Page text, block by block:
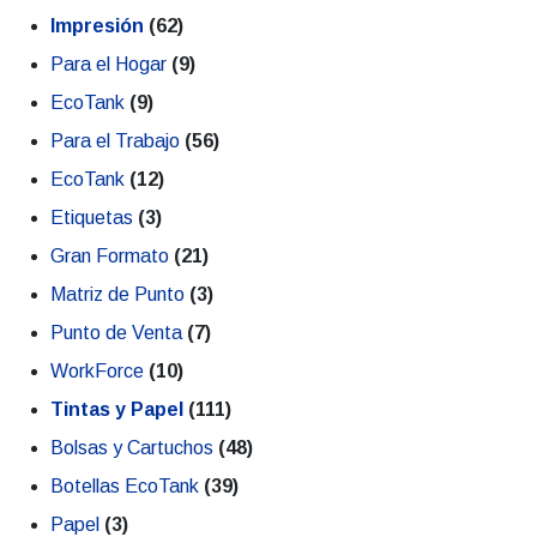
Impresión (62)
Para el Hogar (9)
EcoTank (9)
Para el Trabajo (56)
EcoTank (12)
Etiquetas (3)
Gran Formato (21)
Matriz de Punto (3)
Punto de Venta (7)
WorkForce (10)
Tintas y Papel (111)
Bolsas y Cartuchos (48)
Botellas EcoTank (39)
Papel (3)